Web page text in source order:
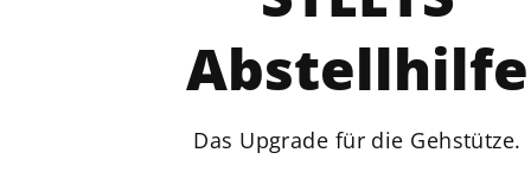
Abstellhilfe
Das Upgrade für die Gehstütze.